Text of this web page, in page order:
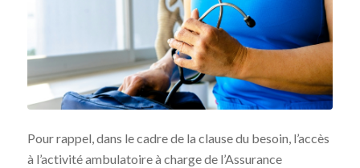
Pour rappel, dans le cadre de la clause du besoin, l’accès
à l’activité ambulatoire à charge de l’Assurance